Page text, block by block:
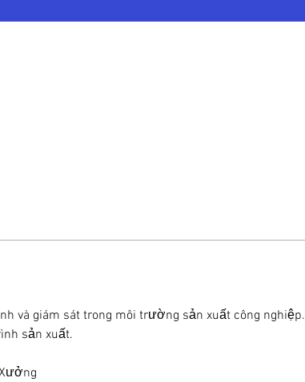
và giám sát trong môi trường sản xuất công nghiệp.
sản xuất.